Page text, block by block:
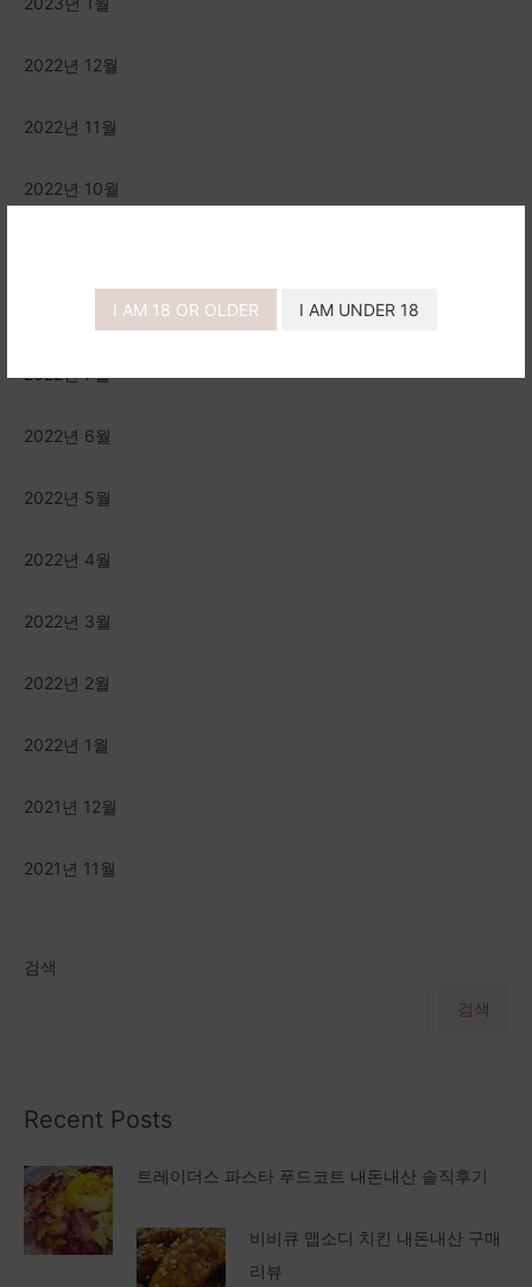
I AM 18 OR OLDER I AM UNDER 18
검색
검색
Recent Posts
트레이더스 파스타 푸드코트 내돈내산 솔직후기
비비큐 맵소디 치킨 내돈내산 구매
리뷰
2022년 12월
2022년 11월
2022년 10월
2022년 7월
2022년 6월
2022년 5월
2022년 4월
2022년 3월
2022년 2월
2022년 1월
2021년 12월
2021년 11월